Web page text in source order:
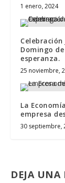
1 enero, 2024
Domingo
esperanza.
25 noviembre,
La
empresa
30 septiembre,
DEJA UNA